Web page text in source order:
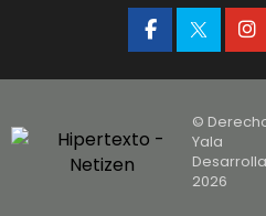
©
Yala
2026